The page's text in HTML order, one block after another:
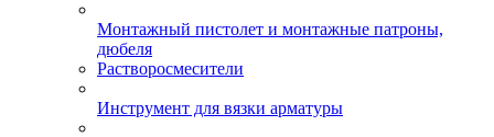
Монтажный пистолет и монтажные патроны,
дюбеля
Растворосмесители
Инструмент для вязки арматуры